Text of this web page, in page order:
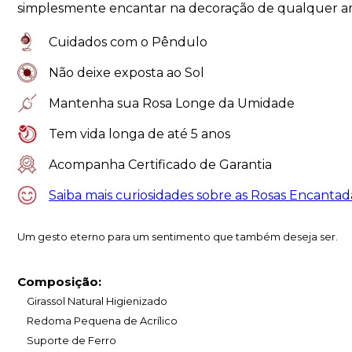
simplesmente encantar na decoração de qualquer
Cuidados com o Pêndulo
Não deixe exposta ao Sol
Mantenha sua Rosa Longe da Umidade
Tem vida longa de até 5 anos
Acompanha Certificado de Garantia
Saiba mais curiosidades sobre as Rosas
Um gesto eterno para um sentimento que também deseja ser.
Composição:
Girassol Natural Higienizado
Redoma Pequena de Acrílico
Suporte de Ferro